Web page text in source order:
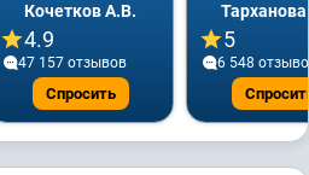
Кочетков А.В.
4.9
47 157 отзывов
Спросить
5
6 548